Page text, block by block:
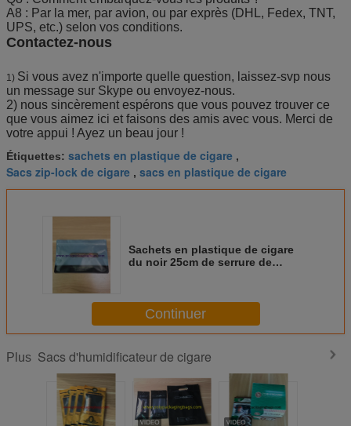
A8 : Par la mer, par avion, ou par exprès (DHL, Fedex, TNT,
UPS, etc.) selon vos conditions.
Contactez-nous
1) Si vous avez n'importe quelle question, laissez-svp nous
un message sur Skype ou envoyez-nous.
2) nous sincèrement espérons que vous pouvez trouver ce
que vous aimez ici et faisons des amis avec vous. Merci de
votre appui ! Ayez un beau jour !
Étiquettes: sachets en plastique de cigare ,
Sacs zip-lock de cigare , sacs en plastique de cigare
Sachets en plastique de cigare
du noir 25cm de serrure de
Continuer
Plus Sacs d'humidificateur de cigare